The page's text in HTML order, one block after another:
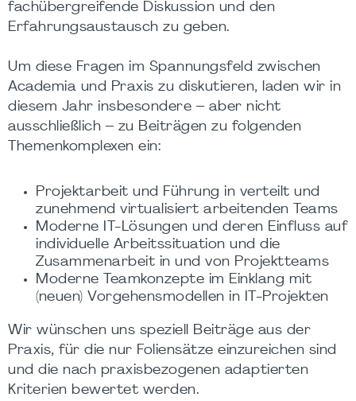
fachübergreifende Diskussion und den
Erfahrungsaustausch zu geben.
Um diese Fragen im Spannungsfeld zwischen
Academia und Praxis zu diskutieren, laden wir in
diesem Jahr insbesondere – aber nicht
ausschließlich – zu Beiträgen zu folgenden
Themenkomplexen ein:
Projektarbeit und Führung in verteilt und
zunehmend virtualisiert arbeitenden Teams
Moderne IT-Lösungen und deren Einfluss auf
individuelle Arbeitssituation und die
Zusammenarbeit in und von Projektteams
Moderne Teamkonzepte im Einklang mit
(neuen) Vorgehensmodellen in IT-Projekten
Wir wünschen uns speziell Beiträge aus der
Praxis, für die nur Foliensätze einzureichen sind
und die nach praxisbezogenen adaptierten
Kriterien bewertet werden.